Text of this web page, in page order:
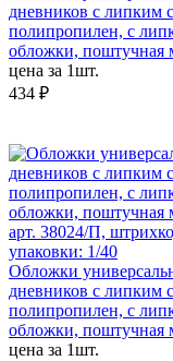
дневников с липким
полипропилен, с
обложки, поштучная
цена за 1шт.
434 ₽
арт. 38024/П,
упаковки: 1/40
Обложки
дневников с липким
полипропилен, с
обложки, поштучная
цена за 1шт.